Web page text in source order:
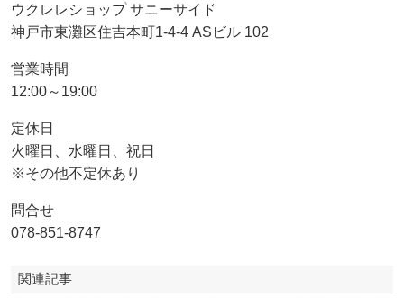
ウクレレショップ サニーサイド
神戸市東灘区住吉本町1-4-4 ASビル 102
営業時間
12:00～19:00
定休日
火曜日、水曜日、祝日
※その他不定休あり
問合せ
078-851-8747
関連記事